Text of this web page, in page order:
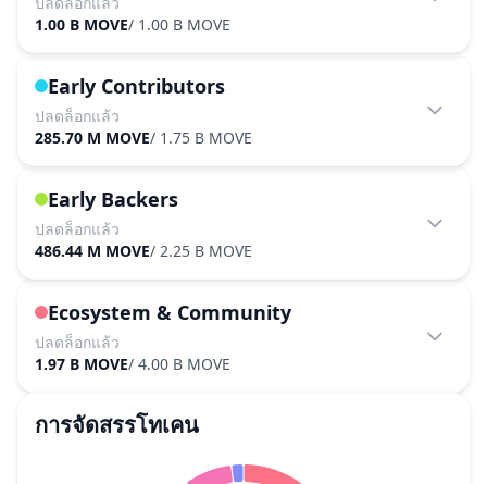
1.00 B MOVE/ 1.00 B MOVE
Early Contributors
ปลดล็อกแล้ว
285.70 M MOVE/ 1.75 B MOVE
Early Backers
ปลดล็อกแล้ว
486.44 M MOVE/ 2.25 B MOVE
Ecosystem & Community
ปลดล็อกแล้ว
1.97 B MOVE/ 4.00 B MOVE
การจัดสรรโทเคน